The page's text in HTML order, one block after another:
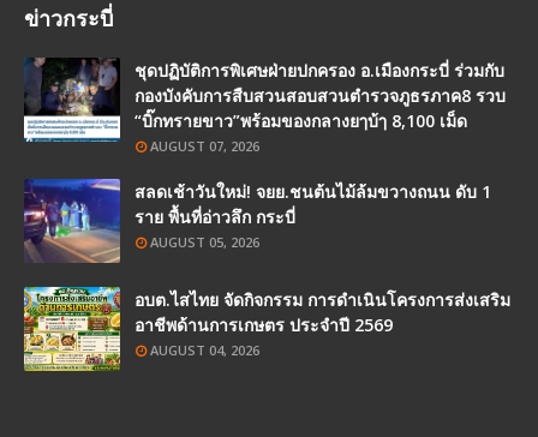
ข่าวกระบี่
ชุดปฏิบัติการพิเศษฝ่ายปกครอง อ.เมืองกระบี่ ร่วมกับ
กองบังคับการสืบสวนสอบสวนตำรวจภูธรภาค8 รวบ
“บิ๊กทรายขาว”พร้อมของกลางยๅบ้ๅ 8,100 เม็ด
AUGUST 07, 2026
สลดเช้าวันใหม่! จยย.ชนต้นไม้ล้มขวางถนน ดับ 1
ราย พื้นที่อ่าวลึก กระบี่
AUGUST 05, 2026
อบต.ไสไทย จัดกิจกรรม การดำเนินโครงการส่งเสริม
อาชีพด้านการเกษตร ประจำปี 2569
AUGUST 04, 2026